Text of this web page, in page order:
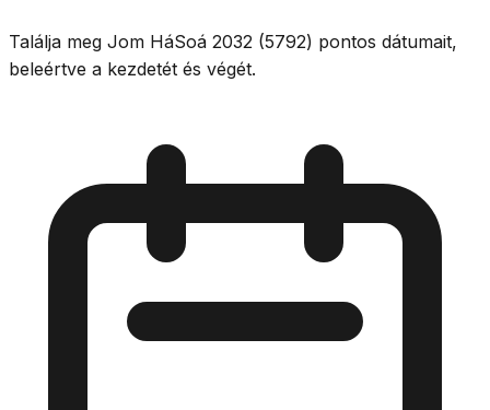
Találja meg Jom HáSoá 2032 (5792) pontos dátumait,
beleértve a kezdetét és végét.